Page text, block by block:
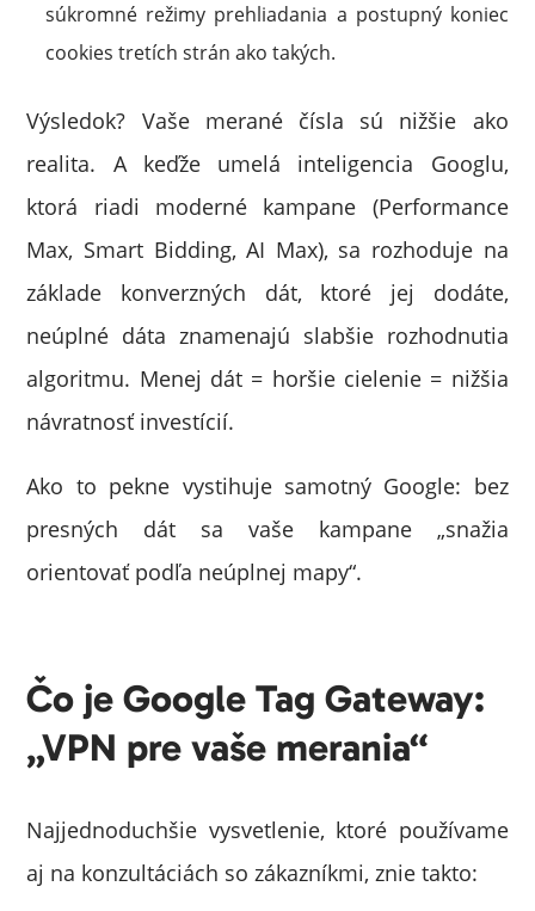
súkromné režimy prehliadania a postupný koniec
cookies tretích strán ako takých.
Výsledok? Vaše merané čísla sú nižšie ako
realita. A keďže umelá inteligencia Googlu,
ktorá riadi moderné kampane (Performance
Max, Smart Bidding, AI Max), sa rozhoduje na
základe konverzných dát, ktoré jej dodáte,
neúplné dáta znamenajú slabšie rozhodnutia
algoritmu. Menej dát = horšie cielenie = nižšia
návratnosť investícií.
Ako to pekne vystihuje samotný Google: bez
presných dát sa vaše kampane „snažia
orientovať podľa neúplnej mapy“.
Čo je Google Tag Gateway:
„VPN pre vaše merania“
Najjednoduchšie vysvetlenie, ktoré používame
aj na konzultáciách so zákazníkmi, znie takto: